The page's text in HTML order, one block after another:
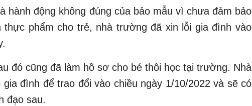
hành động không đúng của bảo mẫu vì chưa đảm bảo
thực phẩm cho trẻ, nhà trường đã xin lỗi gia đình vào
đó cũng đã làm hồ sơ cho bé thôi học tại trường. Nhà
đình để trao đổi vào chiều ngày 1/10/2022 và sẽ có
đạo sau.